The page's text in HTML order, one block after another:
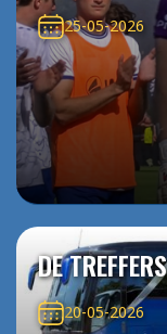
25-05-2026
DE
20-05-2026